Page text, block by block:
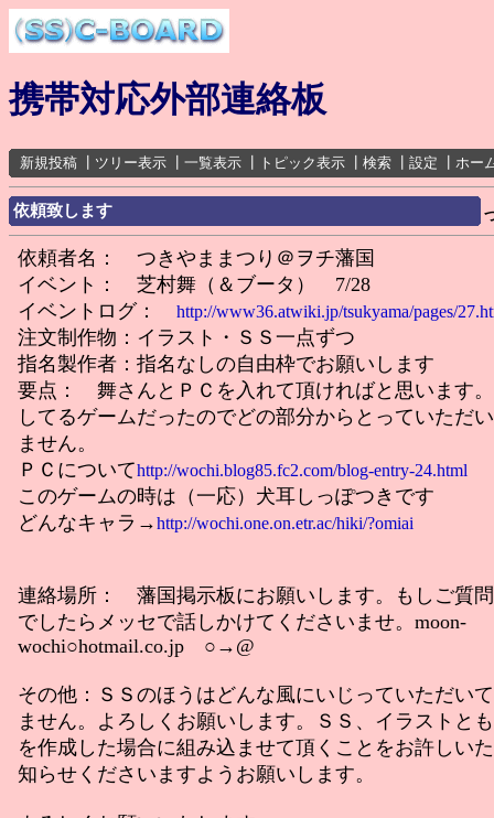
携帯対応外部連絡板
新規投稿 ツリー表示 一覧表示 トピック表示 検索 設定 ホー
依頼致します
依頼者名： つきやままつり＠ヲチ藩国
イベント： 芝村舞（＆ブータ） 7/28
イベントログ： http://www36.atwiki.jp/tsukyama/pages/
注文制作物：イラスト・ＳＳ一点ずつ
指名製作者：指名なしの自由枠でお願いします
要点： 舞さんとＰＣを入れて頂ければと思います
してるゲームだったのでどの部分からとっていただ
ません。
ＰＣについてhttp://wochi.blog85.fc2.com/blog-entry-24.html
このゲームの時は（一応）犬耳しっぽつきです
どんなキャラ→http://wochi.one.on.etr.ac/hiki/?omiai
連絡場所： 藩国掲示板にお願いします。もしご質
でしたらメッセで話しかけてくださいませ。moon-
wochi○hotmail.co.jp ○→@
その他：ＳＳのほうはどんな風にいじっていただい
ません。よろしくお願いします。ＳＳ、イラストと
を作成した場合に組み込ませて頂くことをお許しい
知らせくださいますようお願いします。